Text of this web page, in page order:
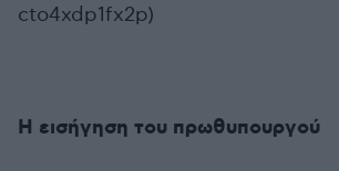
cto4xdp1fx2p)
Η εισήγηση του πρωθυπουργού